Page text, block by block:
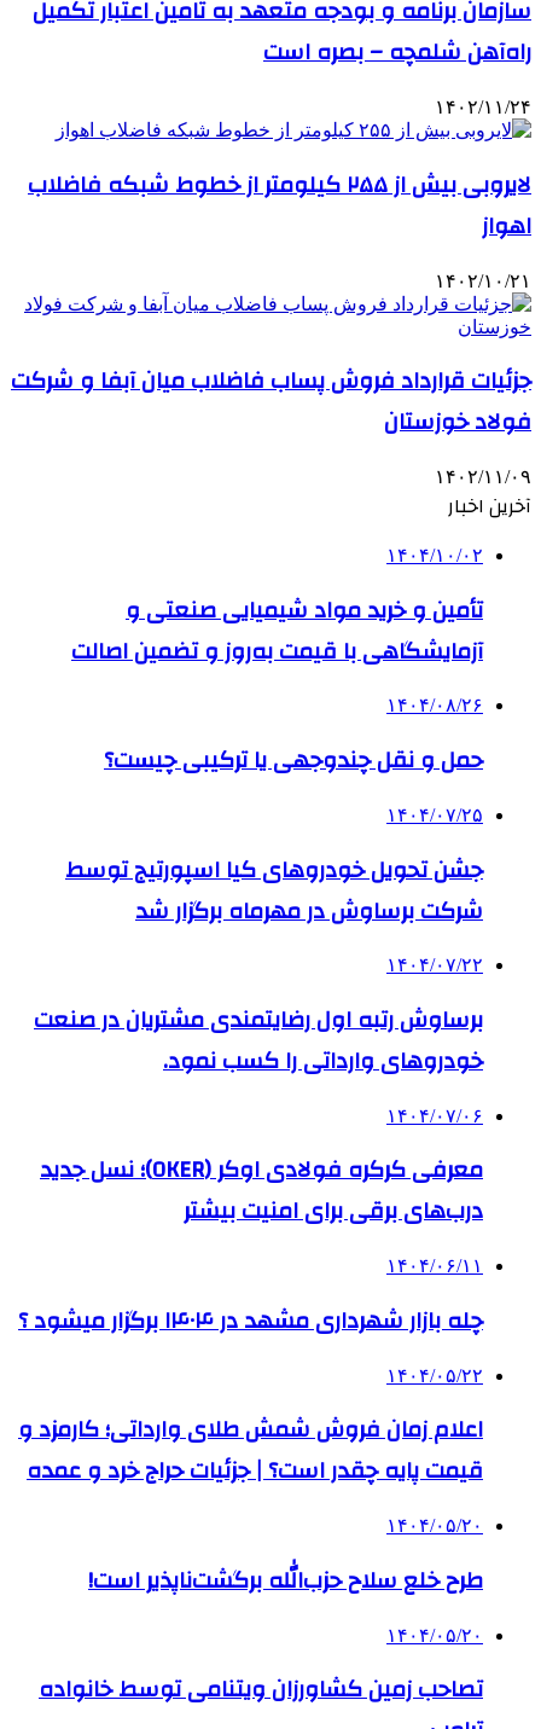
سازمان برنامه و بودجه متعهد به تامین اعتبار تکمیل
راه‌آهن شلمچه – بصره است
۱۴۰۲/۱۱/۲۴
لایروبی بیش از ۲۵۵ کیلومتر از خطوط شبکه فاضلاب
اهواز
۱۴۰۲/۱۰/۲۱
جزئیات قرارداد فروش پساب فاضلاب میان آبفا و شرکت
فولاد خوزستان
۱۴۰۲/۱۱/۰۹
آخرین اخبار
۱۴۰۴/۱۰/۰۲
تأمین و خرید مواد شیمیایی صنعتی و
آزمایشگاهی با قیمت به‌روز و تضمین اصالت
۱۴۰۴/۰۸/۲۶
حمل و نقل چندوجهی یا ترکیبی چیست؟
۱۴۰۴/۰۷/۲۵
جشن تحویل خودروهای کیا اسپورتیج توسط
شرکت برساوش در مهرماه برگزار شد
۱۴۰۴/۰۷/۲۲
برساوش رتبه اول رضایتمندی مشتریان در صنعت
خودروهای وارداتی را کسب نمود.
۱۴۰۴/۰۷/۰۶
معرفی کرکره فولادی اوکر (OKER)؛ نسل جدید
درب‌های برقی برای امنیت بیشتر
۱۴۰۴/۰۶/۱۱
چله بازار شهرداری مشهد در ۱۴۰۴ برگزار میشود ؟
۱۴۰۴/۰۵/۲۲
اعلام زمان فروش شمش طلای وارداتی؛ کارمزد و
قیمت پایه چقدر است؟ | جزئیات حراج خرد و عمده
۱۴۰۴/۰۵/۲۰
طرح خلع سلاح حزب‌الله برگشت‌ناپذیر است!
۱۴۰۴/۰۵/۲۰
تصاحب زمین کشاورزان ویتنامی توسط خانواده